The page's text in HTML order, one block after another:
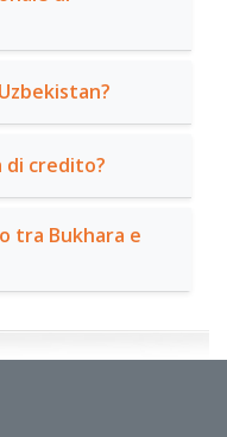
di credito?
tra Bukhara e